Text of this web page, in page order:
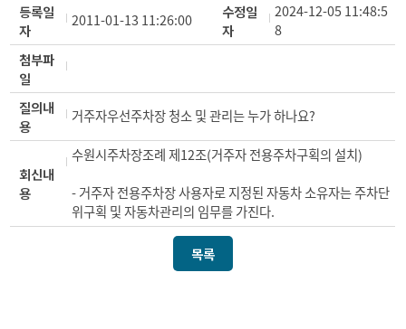
등록일
자
2011-01-13 11:26:00
수정일
자
2024-12-05 11:48:5
8
첨부파
일
질의내
용
거주자우선주차장 청소 및 관리는 누가 하나요?
회신내
용
수원시주차장조례 제12조(거주자 전용주차구획의 설치)
- 거주자 전용주차장 사용자로 지정된 자동차 소유자는 주차단
위구획 및 자동차관리의 임무를 가진다.
목록